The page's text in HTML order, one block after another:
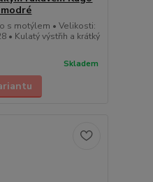
s motýlem • Velikosti:
• Kulatý výstřih a krátký
Skladem